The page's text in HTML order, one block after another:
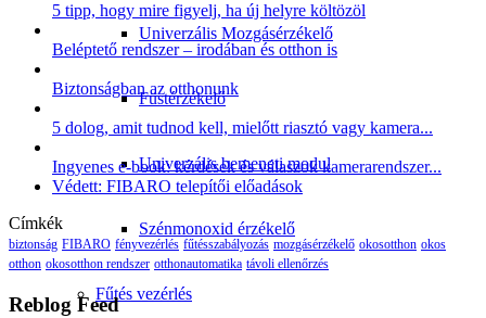
Univerzális Mozgásérzékelő
Füstérzékelő
Univerzális bemeneti modul
Szénmonoxid érzékelő
Fűtés vezérlés
5 tipp, hogy mire figyelj, ha új helyre költözöl
Beléptető rendszer – irodában és otthon is
Biztonságban az otthonunk
5 dolog, amit tudnod kell, mielőtt riasztó vagy kamera...
Ingyenes e-book: kérdések és válaszok kamerarendszer...
Védett: FIBARO telepítői előadások
Címkék
biztonság FIBARO fényvezérlés fűtésszabályozás mozgásérzékelő okosotthon okos
otthon okosotthon rendszer otthonautomatika távoli ellenőrzés
Reblog Feed